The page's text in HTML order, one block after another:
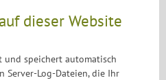
dieser Website
und speichert automatisch
Server-Log-Dateien, die Ihr